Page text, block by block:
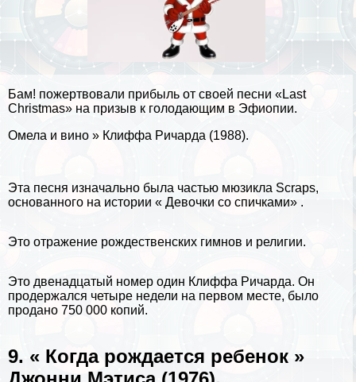
Бам! пожертвовали прибыль от своей песни «Last
Christmas» на призыв к голодающим в Эфиопии.
Омела и вино » Клиффа Ричарда (1988).
Эта песня изначально была частью мюзикла Scraps,
основанного на истории « Дeвoчки со спичками» .
Это отражение рождественских гимнов и религии.
Это двенадцатый номер один Клиффа Ричарда. Он
продержался четыре недели на первом месте, было
продано 750 000 копий.
9. « Когда рождается ребенок »